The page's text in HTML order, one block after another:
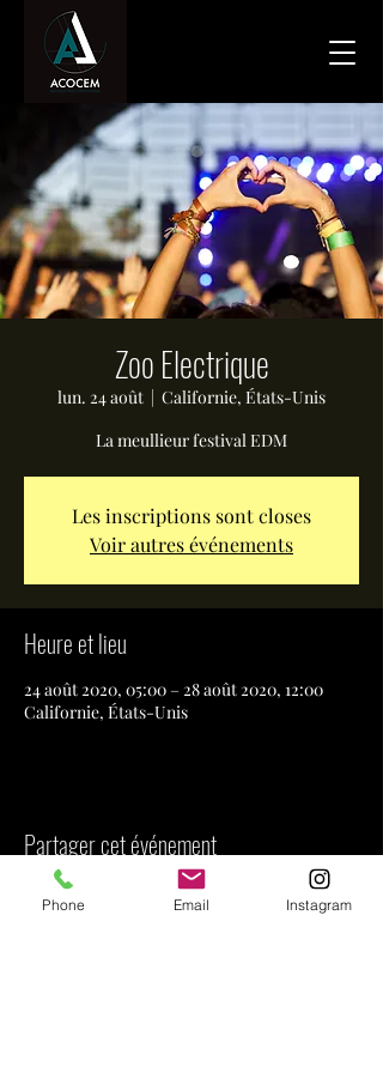
Zoo Electrique
lun. 24 août
  |
Californie, États-Unis
La meullieur festival EDM
Les inscriptions sont closes
Voir autres événements
Heure et lieu
24 août 2020, 05:00 – 28 août 2020, 12:00
Californie, États-Unis
Partager cet événement
Phone Email Instagram